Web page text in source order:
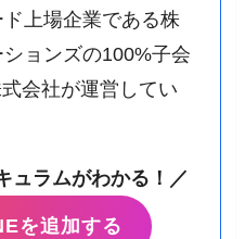
上場企業である株
ョンズの100%子会
会社が運営してい
ュラムがわかる！／
を追加する